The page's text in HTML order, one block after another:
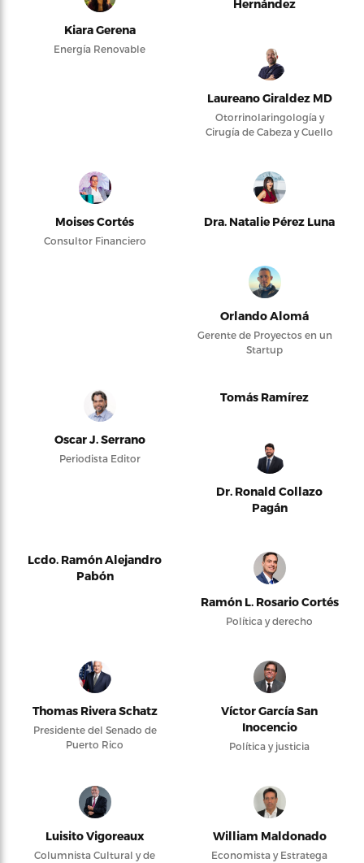
Kiara Gerena
Energía Renovable
Hernández
Laureano Giraldez MD
Otorrinolaringología y
Cirugía de Cabeza y Cuello
Moises Cortés
Consultor Financiero
Dra. Natalie Pérez Luna
Orlando Alomá
Gerente de Proyectos en un
Startup
Oscar J. Serrano
Periodista Editor
Tomás Ramírez
Dr. Ronald Collazo
Pagán
Lcdo. Ramón Alejandro
Pabón
Ramón L. Rosario Cortés
Política y derecho
Thomas Rivera Schatz
Presidente del Senado de
Puerto Rico
Víctor García San
Inocencio
Política y justicia
Luisito Vigoreaux
Columnista Cultural y de
William Maldonado
Economista y Estratega